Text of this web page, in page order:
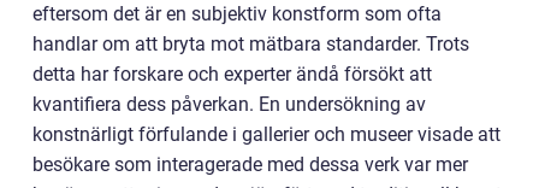
eftersom det är en subjektiv konstform som ofta
handlar om att bryta mot mätbara standarder. Trots
detta har forskare och experter ändå försökt att
kvantifiera dess påverkan. En undersökning av
konstnärligt förfulande i gallerier och museer visade att
besökare som interagerade med dessa verk var mer